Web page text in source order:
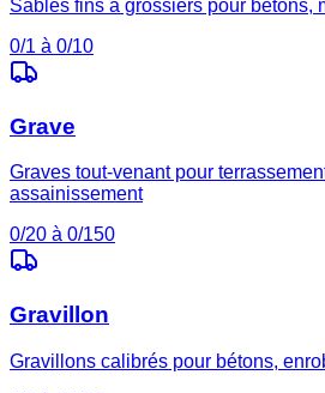
Sables fins à grossiers pour bétons,
0/1 à 0/10
Grave
Graves tout-venant pour
assainissement
0/20 à 0/150
Gravillon
Gravillons calibrés pour bétons,